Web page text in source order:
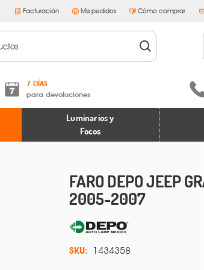
Facturación Mis pedidos Cómo comprar
7 DÍAS
para devoluciones
Términos y condiciones
Políticas de devolucionesLuminarios y
Focos
FARO DEPO JEEP
2005-2007
SKU: 1434358